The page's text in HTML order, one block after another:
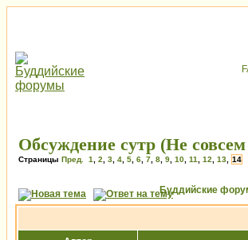
Обсуждение сутр (Не
Страницы Пред. 1 2 3 4 5 6 7 8 9 10 11 12 13 14
Буддийские